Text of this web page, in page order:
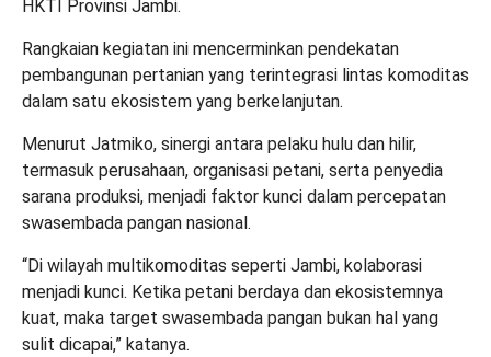
HKTI Provinsi Jambi.
Rangkaian kegiatan ini mencerminkan pendekatan
pembangunan pertanian yang terintegrasi lintas komoditas
dalam satu ekosistem yang berkelanjutan.
Menurut Jatmiko, sinergi antara pelaku hulu dan hilir,
termasuk perusahaan, organisasi petani, serta penyedia
sarana produksi, menjadi faktor kunci dalam percepatan
swasembada pangan nasional.
“Di wilayah multikomoditas seperti Jambi, kolaborasi
menjadi kunci. Ketika petani berdaya dan ekosistemnya
kuat, maka target swasembada pangan bukan hal yang
sulit dicapai,” katanya.